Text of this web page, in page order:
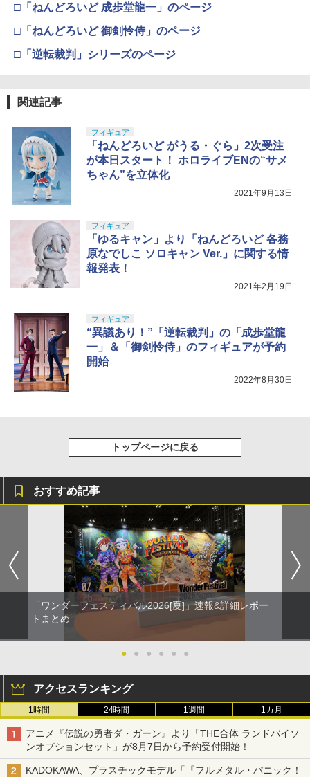
□「ねんどろいど 成歩堂龍一」のページ
□「ねんどろいど 御剣怜侍」のページ
□「逆転裁判」シリーズのページ
関連記事
フィギュア
「ねんどろいど がうる・ぐら」2次受注
が本日スタート！ ホロライブENの“サメ
ちゃん”を立体化
2021年9月13日
フィギュア
「ゆるキャン」より「ねんどろいど 各務
原なでしこ ソロキャン Ver.」に関する情
報発表！
2021年2月19日
フィギュア
“異議あり！”「逆転裁判」の「成歩堂龍
一」＆「御剣怜侍」のフィギュアが予約
開始
2022年8月30日
トップページに戻る
おすすめ記事
「ワンダーフェスティバル2026[夏]」速報&詳細レポー
トまとめ
● ● ● ● ● ●
アクセスランキング
1時間 24時間 1週間 1カ月
アニメ『伝説の勇者ダ・ガーン』より「THE合体 ランドバイソ
ンオプションセット」が8月7日から予約受付開始！
KADOKAWA、プラスチックモデル「『フルメタル・パニック！